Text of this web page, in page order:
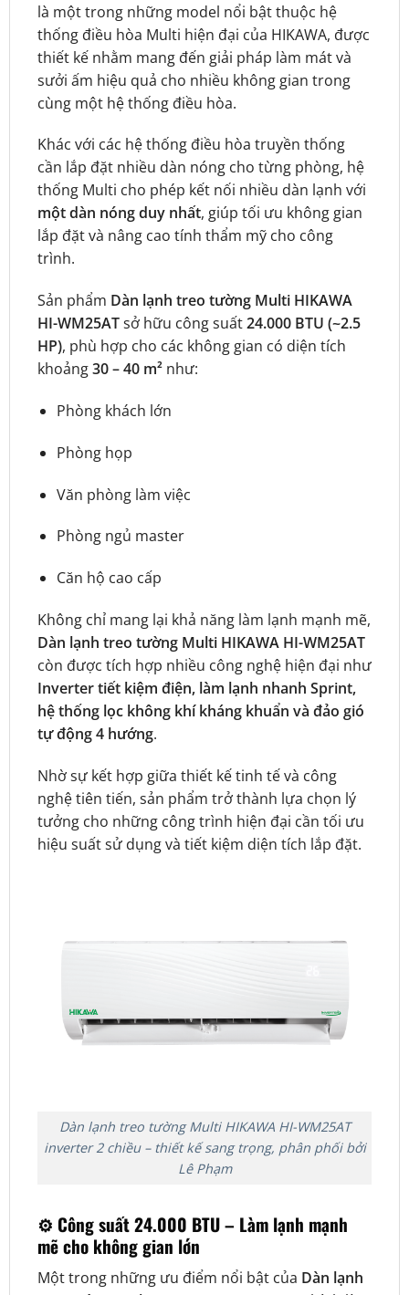
là một trong những model nổi bật thuộc hệ
thống điều hòa Multi hiện đại của HIKAWA, được
thiết kế nhằm mang đến giải pháp làm mát và
sưởi ấm hiệu quả cho nhiều không gian trong
cùng một hệ thống điều hòa.
Khác với các hệ thống điều hòa truyền thống
cần lắp đặt nhiều dàn nóng cho từng phòng, hệ
thống Multi cho phép kết nối nhiều dàn lạnh với
một dàn nóng duy nhất, giúp tối ưu không gian
lắp đặt và nâng cao tính thẩm mỹ cho công
trình.
Sản phẩm Dàn lạnh treo tường Multi HIKAWA
HI-WM25ATsở hữu công suất24.000 BTU (~2.5
HP), phù hợp cho các không gian có diện tích
khoảng30 – 40 m²như:
Phòng khách lớn
Phòng họp
Văn phòng làm việc
Phòng ngủ master
Căn hộ cao cấp
Không chỉ mang lại khả năng làm lạnh mạnh mẽ,
Dàn lạnh treo tường Multi HIKAWA HI-WM25AT
còn được tích hợp nhiều công nghệ hiện đại như
Inverter tiết kiệm điện, làm lạnh nhanh Sprint,
hệ thống lọc không khí kháng khuẩn và đảo gió
tự động 4 hướng.
Nhờ sự kết hợp giữa thiết kế tinh tế và công
nghệ tiên tiến, sản phẩm trở thành lựa chọn lý
tưởng cho những công trình hiện đại cần tối ưu
hiệu suất sử dụng và tiết kiệm diện tích lắp đặt.
Dàn lạnh treo tường Multi HIKAWA HI-WM25AT
inverter 2 chiều – thiết kế sang trọng, phân phối bởi
Lê Phạm
⚙️ Công suất 24.000 BTU – Làm lạnh mạnh
mẽ cho không gian lớn
Một trong những ưu điểm nổi bật của Dàn lạnh